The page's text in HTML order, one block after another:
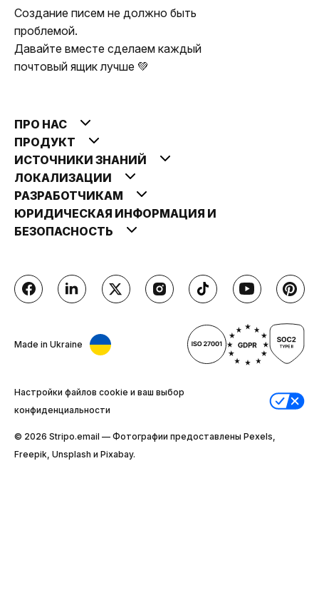
Создание писем не должно быть
проблемой.
Давайте вместе сделаем каждый
почтовый ящик лучше 💚
ПРО НАС
ПРОДУКТ
ИСТОЧНИКИ ЗНАНИЙ
ЛОКАЛИЗАЦИИ
РАЗРАБОТЧИКАМ
ЮРИДИЧЕСКАЯ ИНФОРМАЦИЯ И
БЕЗОПАСНОСТЬ
Made in Ukraine
Настройки файлов cookie и ваш выбор
конфиденциальности
© 2026 Stripо.email — Фотографии предоставлены Pexels,
Freepik, Unsplash и Pixabay.